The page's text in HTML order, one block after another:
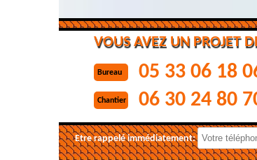
VOUS AVEZ UN PROJET
Bureau 05 33 06 18
Chantier 06 30 24 80
Etre rappelé immédiatement: